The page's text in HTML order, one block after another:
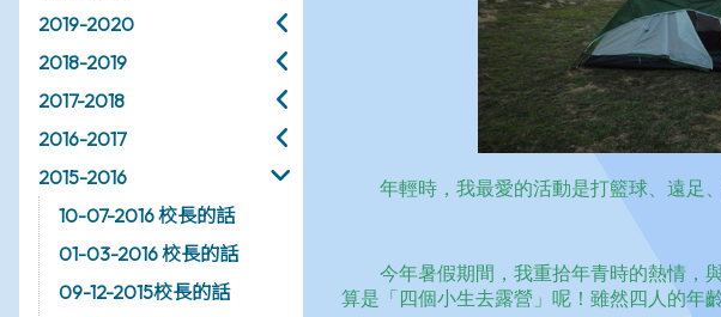
2019-2020
2018-2019
2017-2018
2016-2017
2015-2016
10-07-2016 校長的話
01-03-2016 校長的話
09-12-2015校長的話